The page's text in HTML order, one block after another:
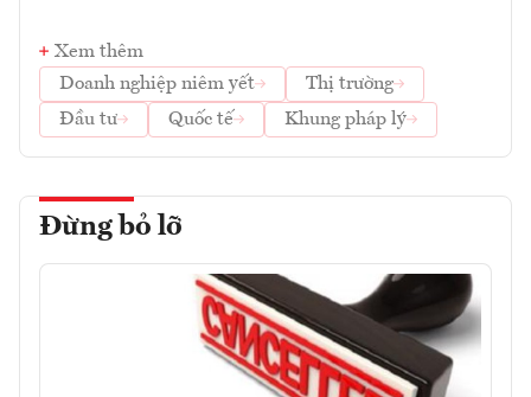
Xem thêm
Doanh nghiệp niêm yết
Thị trường
Đầu tư
Quốc tế Khung pháp lý
Đừng bỏ lỡ